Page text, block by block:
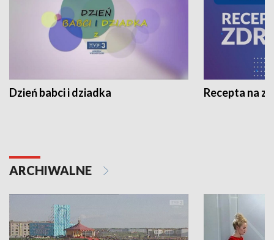
Dzień babci i dziadka Recepta na
ARCHIWALNE